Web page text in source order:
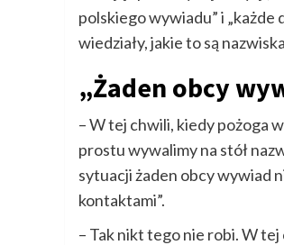
polskiego wywiadu” i
wiedziały, jakie to są
„Żaden obcy
– W tej chwili, kiedy pożoga
prostu wywalimy na stół
sytuacji żaden obcy wywiad
kontaktami”.
– Tak nikt tego nie robi. W